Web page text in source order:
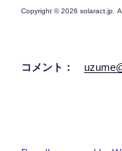
Copyright © 2026 solaract.jp.
コメント：